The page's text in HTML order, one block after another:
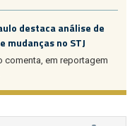
destaca análise de
mudanças no STJ
comenta, em reportagem